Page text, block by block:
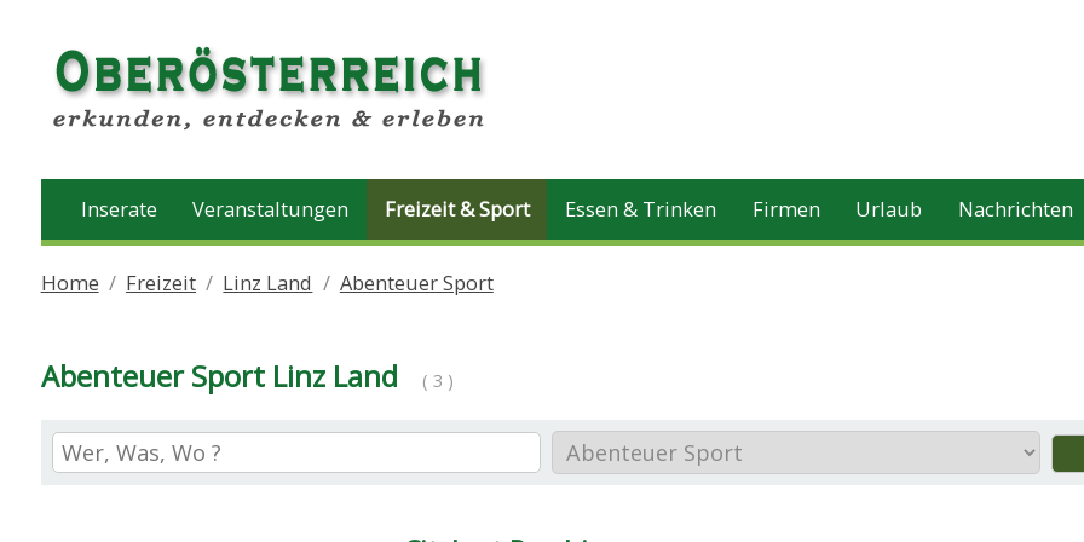
Inserate Veranstaltungen Freizeit & Sport Essen & Trinken Firmen Urlaub Nachrichten
Home Freizeit Linz Land Abenteuer Sport
Abenteuer Sport Linz Land ( 3 )